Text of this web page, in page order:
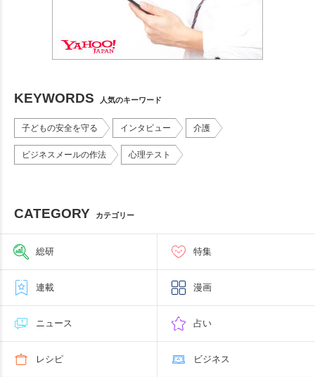
KEYWORDS 人気のキーワード
子どもの安全を守る インタビュー 介護
ビジネスメールの作法 心理テスト
CATEGORY カテゴリー
総研 特集
連載 漫画
ニュース 占い
レシピ ビジネス